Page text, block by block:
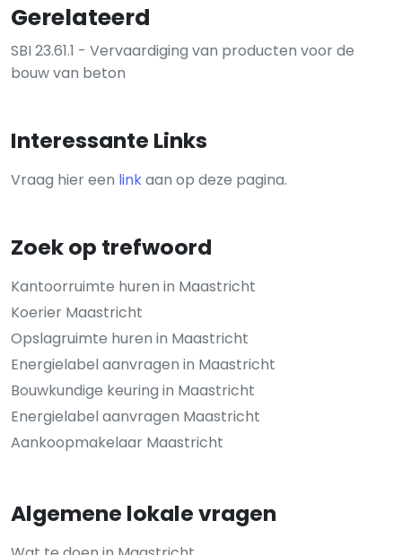
Gerelateerd
SBI 23.61.1 - Vervaardiging van producten voor de
bouw van beton
Interessante Links
Vraag hier een linkaan op deze pagina.
Zoek op trefwoord
Kantoorruimte huren in Maastricht
Koerier Maastricht
Opslagruimte huren in Maastricht
Energielabel aanvragen in Maastricht
Bouwkundige keuring in Maastricht
Energielabel aanvragen Maastricht
Aankoopmakelaar Maastricht
Algemene lokale vragen